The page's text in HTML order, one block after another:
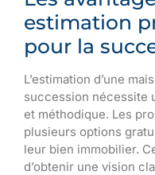
estimation
pour la
L’estimation d’une
succession nécessite
et méthodique. Les
plusieurs options
leur bien immobilier.
d’obtenir une vision